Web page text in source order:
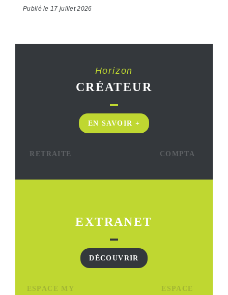
Publié le 17 juillet 2026
Horizon
CRÉATEUR
EN SAVOIR +
RETRAITE COMPTA
EXTRANET
DÉCOUVRIR
ESPACE MY
ESPACE